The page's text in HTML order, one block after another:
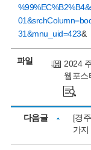
31&mnu_uid=423&
파일
2024
웹포스
다음글
[경
가